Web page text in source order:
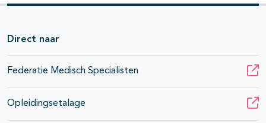
Direct naar
Federatie Medisch Specialisten
Opleidingsetalage